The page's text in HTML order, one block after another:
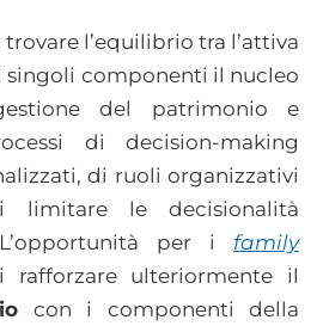
trovare l’equilibrio tra l’attiva
singoli componenti il nucleo
del patrimonio e
di decision-making
di ruoli organizzativi
limitare le decisionalità
per i family
ulteriormente il
con i componenti della